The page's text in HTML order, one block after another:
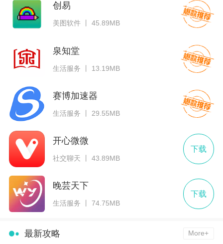
创易
美图软件 丨 45.89MB
泉知堂
生活服务 丨 13.19MB
赛博加速器
生活服务 丨 29.55MB
开心微微
社交聊天 丨 43.89MB
下载
晚芸天下
生活服务 丨 74.75MB
下载
最新攻略 More+